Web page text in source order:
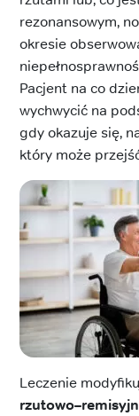
rezonansowym,
okresie
Pacjent na co
wychwycić na
gdy okazuje się,
który może
Leczenie